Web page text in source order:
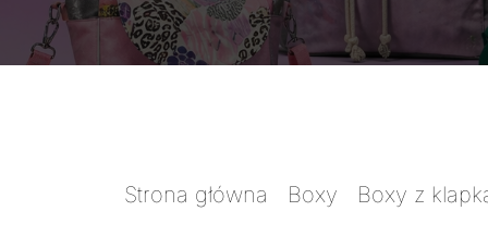
Strona główna Boxy Boxy z